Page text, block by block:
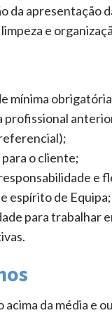
da apresentação
e
mínima
profissional
o cliente;
e
espírito de Equipa;
para trabalhar
da média e